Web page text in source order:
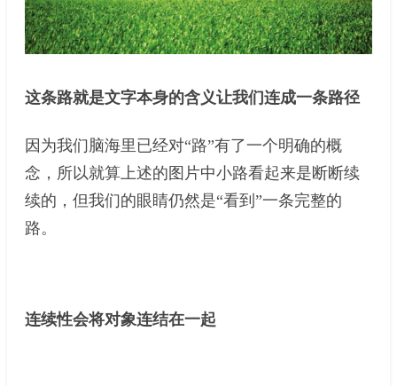
这条路就是文字本身的含义让我们连成一条路径
因为我们脑海里已经对“路”有了一个明确的概
念，所以就算上述的图片中小路看起来是断断续
续的，但我们的眼睛仍然是“看到”一条完整的
路。
连续性会将对象连结在一起